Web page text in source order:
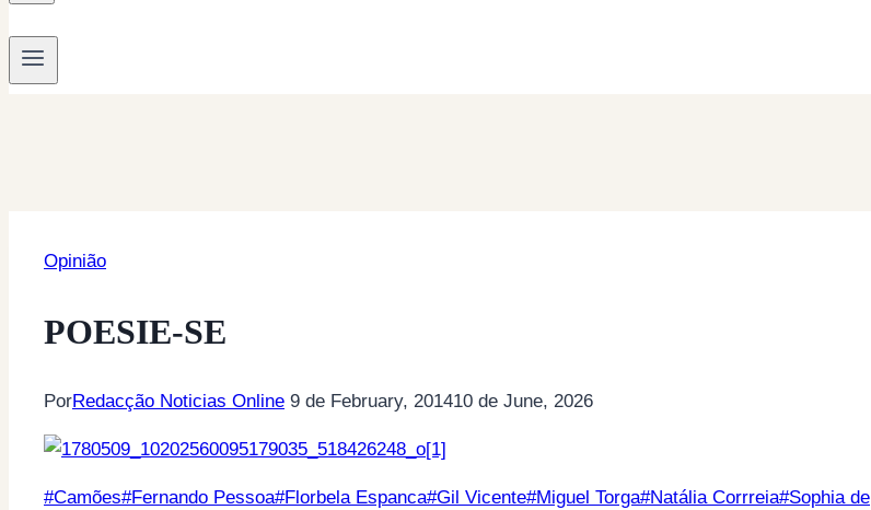
Opinião
POESIE-SE
PorRedacção Noticias Online 9 de February, 201410 de June, 2026
Post
#Camões#Fernando Pessoa#Florbela Espanca#Gil Vicente#Miguel Torga#Natália Corrreia#Sophia de